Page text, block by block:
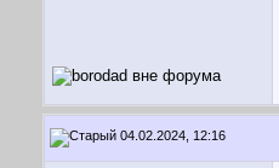
04.02.2024, 12:16